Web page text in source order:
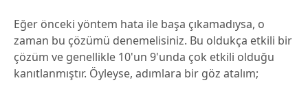
Eğer önceki yöntem hata ile başa çıkamadıysa, o
zaman bu çözümü denemelisiniz. Bu oldukça etkili bir
çözüm ve genellikle 10'un 9'unda çok etkili olduğu
kanıtlanmıştır. Öyleyse, adımlara bir göz atalım;